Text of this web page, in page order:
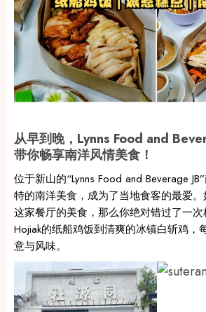
从早到晚，Lynns Food and
带你畅享南洋风情美食！
位于新山的“Lynns Food and Beverage
特的南洋美食，成为了当地食客的最爱
这家餐厅的美食，那么你绝对错过了一次
Hojiak的纸船鸡饭到清爽的冰镇白斩鸡，
意与风味。